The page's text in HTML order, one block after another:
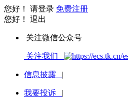
您好！ 请登录 免费注册
您好！ 退出
关注微信公众号
关注我们
信息披露 |
我要投诉 |